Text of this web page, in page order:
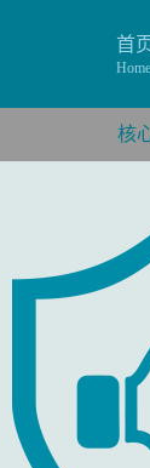
首
核